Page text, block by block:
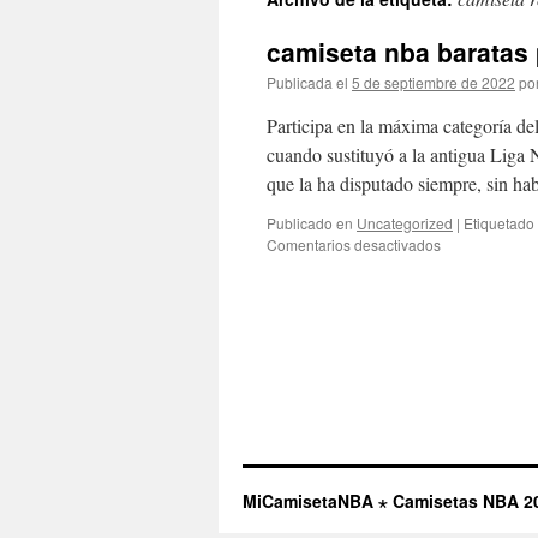
contenido
camiseta nba
Publicada el 5 de septiembre de 2022
Participa en la máxima categoría
cuando sustituyó a la antigua Liga
que la ha disputado siempre, sin
Publicado en Uncategorized | Etiquetado
Comentarios desactivadosen
MiCamisetaNBA ⋆ Camisetas NBA